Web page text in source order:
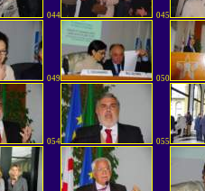
044 045
049 050
054 055